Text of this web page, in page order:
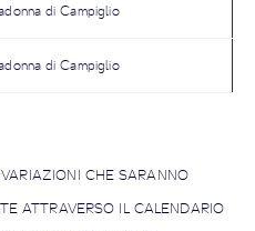
di Campiglio
di Campiglio
CHE SARANNO
ATTRAVERSO IL CALENDARIO